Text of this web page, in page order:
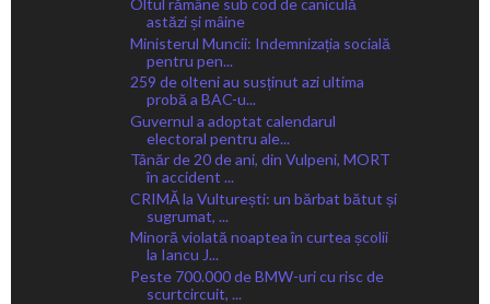
Oltul rămâne sub cod de caniculă
astăzi și mâine
Ministerul Muncii: Indemnizația socială
pentru pen...
259 de olteni au susținut azi ultima
probă a BAC-u...
Guvernul a adoptat calendarul
electoral pentru ale...
Tânăr de 20 de ani, din Vulpeni, MORT
în accident ...
CRIMĂ la Vulturești: un bărbat bătut și
sugrumat, ...
Minoră violată noaptea în curtea școlii
la Iancu J...
Peste 700.000 de BMW-uri cu risc de
scurtcircuit, ...